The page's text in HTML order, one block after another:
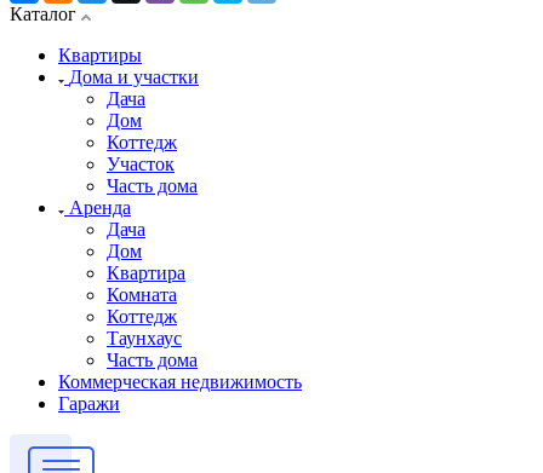
Каталог
Квартиры
Дома и участки
Дача
Дом
Коттедж
Участок
Часть дома
Аренда
Дача
Дом
Квартира
Комната
Коттедж
Таунхаус
Часть дома
Коммерческая недвижимость
Гаражи